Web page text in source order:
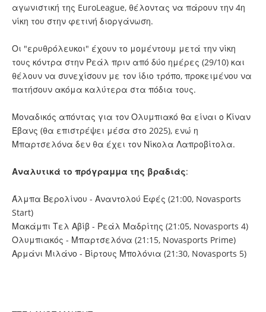
αγωνιστική της EuroLeague, θέλοντας να πάρουν την 4η
νίκη του στην φετινή διοργάνωση.
Οι "ερυθρόλευκοι" έχουν το μομέντουμ μετά την νίκη
τους κόντρα στην Ρεάλ πριν από δύο ημέρες (29/10) και
θέλουν να συνεχίσουν με τον ίδιο τρόπο, προκειμένου να
πατήσουν ακόμα καλύτερα στα πόδια τους.
Μοναδικός απόντας για τον Ολυμπιακό θα είναι ο Κίναν
Έβανς (θα επιστρέψει μέσα στο 2025), ενώ η
Μπαρτσελόνα δεν θα έχει τον Νίκολα Λαπροβίτολα.
Αναλυτικά το πρόγραμμα της βραδιάς:
Άλμπα Βερολίνου - Αναντολού Εφές (21:00, Novasports
Start)
Μακάμπι Τελ Αβίβ - Ρεάλ Μαδρίτης (21:05, Novasports 4)
Ολυμπιακός - Μπαρτσελόνα (21:15, Novasports Prime)
Αρμάνι Μιλάνο - Βίρτους Μπολόνια (21:30, Novasports 5)